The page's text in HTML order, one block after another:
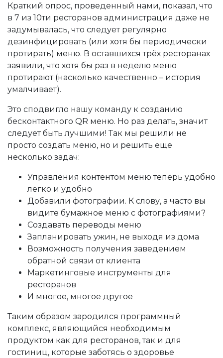
Краткий опрос, проведенный нами, показал, что
в 7 из 10ти ресторанов администрация даже не
задумывалась, что следует регулярно
дезинфицировать (или хотя бы периодически
протирать) меню. В оставшихся трёх ресторанах
заявили, что хотя бы раз в неделю меню
протирают (насколько качественно – история
умалчивает).
Это сподвигло нашу команду к созданию
бесконтактного QR меню. Но раз делать, значит
следует быть лучшими! Так мы решили не
просто создать меню, но и решить еще
несколько задач:
Управления контентом меню теперь удобно
легко и удобно
Добавили фотографии. К слову, а часто вы
видите бумажное меню с фотографиями?
Создавать переводы меню
Запланировать ужин, не выходя из дома
Возможность получения заведением
обратной связи от клиента
Маркетинговые инструменты для
ресторанов
И многое, многое другое
Таким образом зародился программный
комплекс, являющийся необходимым
продуктом как для ресторанов, так и для
гостиниц, которые заботясь о здоровье